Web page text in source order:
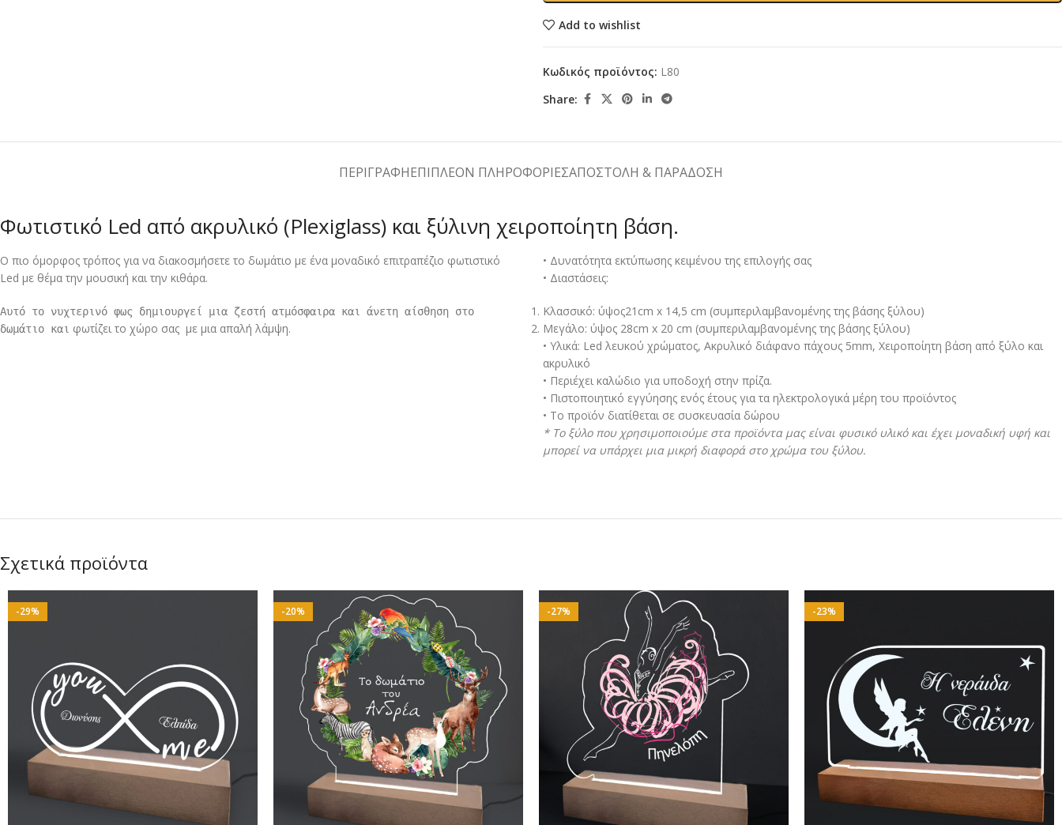
Add to wishlist
Κωδικός προϊόντος: L80
Share:
ΠΕΡΙΓΡΑΦΉΕΠΙΠΛΈΟΝ ΠΛΗΡΟΦΟΡΊΕΣΑΠΟΣΤΟΛΉ & ΠΑΡΆΔΟΣΗ
Φωτιστικό Led από ακρυλικό (Plexiglass) και ξύλινη χειροποίητη βάση.
Ο πιο όμορφος τρόπος για να διακοσμήσετε το δωμάτιο με ένα μοναδικό επιτραπέζιο φωτιστικό
Led με θέμα την μουσική και την κιθάρα.
Αυτό το νυχτερινό φως δημιουργεί μια ζεστή ατμόσφαιρα και άνετη αίσθηση στο
δωμάτιο και φωτίζει το χώρο σας με μια απαλή λάμψη.
• Δυνατότητα εκτύπωσης κειμένου της επιλογής σας
• Διαστάσεις:
Κλασσικό: ύψος21cm x 14,5 cm (συμπεριλαμβανομένης της βάσης ξύλου)
Μεγάλο: ύψος 28cm x 20 cm (συμπεριλαμβανομένης της βάσης ξύλου)
• Υλικά: Led λευκού χρώματος, Ακρυλικό διάφανο πάχους 5mm, Χειροποίητη βάση από ξύλο και
ακρυλικό
• Περιέχει καλώδιο για υποδοχή στην πρίζα.
• Πιστοποιητικό εγγύησης ενός έτους για τα ηλεκτρολογικά μέρη του προϊόντος
• Το προϊόν διατίθεται σε συσκευασία δώρου
* To ξύλο που χρησιμοποιούμε στα προϊόντα μας είναι φυσικό υλικό και έχει μοναδική υφή και
μπορεί να υπάρχει μια μικρή διαφορά στο χρώμα του ξύλου.
Σχετικά προϊόντα
-29% -20% -27% -23%